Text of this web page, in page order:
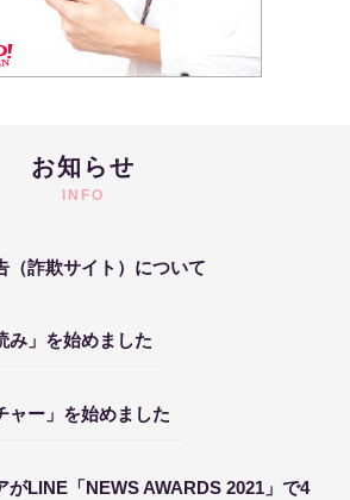
お知らせ
INFO
（詐欺サイト）について
み」を始めました
ャー」を始めました
がLINE「NEWS AWARDS 2021」で4